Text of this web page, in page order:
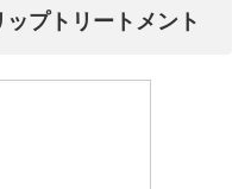
プトリートメント